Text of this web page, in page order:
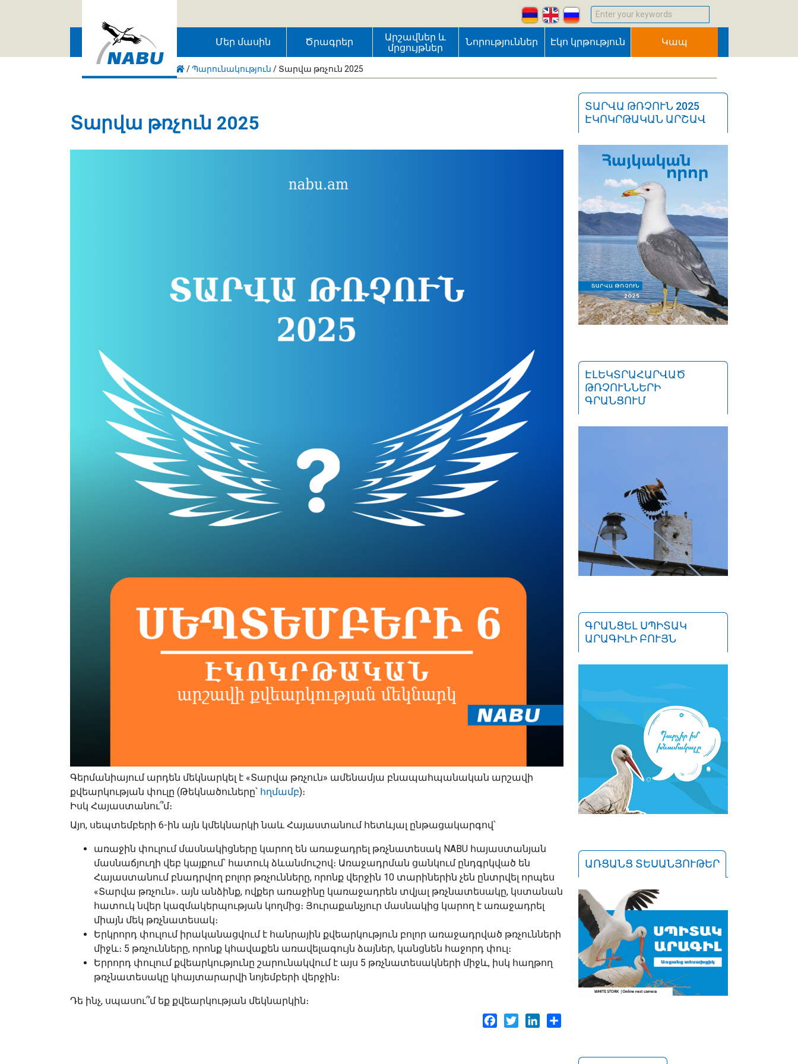
Enter your keywords
Մեր մասին Ծրագրեր
Արշավներ և
մրցույթներ
Նորություններ Էկո կրթություն Կապ
/Պարունակություն / Տարվա թռչուն 2025
Տարվա թռչուն 2025
Գերմանիայում արդեն մեկնարկել է «Տարվա թռչուն» ամենամյա բնապահպանական արշավի
քվեարկության փուլը (Թեկնածուները՝ հղմամբ)։
Իսկ Հայաստանու՞մ։
Այո, սեպտեմբերի 6-ին այն կմեկնարկի նաև Հայաստանում հետևյալ ընթացակարգով՝
առաջին փուլում մասնակիցները կարող են առաջադրել թռչնատեսակ NABU հայաստանյան
մասնաճյուղի վեբ կայքում՝ հատուկ ձևանմուշով։ Առաջադրման ցանկում ընդգրկված են
Հայաստանում բնադրվող բոլոր թռչունները, որոնք վերջին 10 տարիներին չեն ընտրվել որպես
«Տարվա թռչուն»․ այն անձինք, ովքեր առաջինը կառաջադրեն տվյալ թռչնատեսակը, կստանան
հատուկ նվեր կազմակերպության կողմից։ Յուրաքանչյուր մասնակից կարող է առաջադրել
միայն մեկ թռչնատեսակ։
Երկրորդ փուլում իրականացվում է հանրային քվեարկություն բոլոր առաջադրված թռչունների
միջև։ 5 թռչունները, որոնք կհավաքեն առավելագույն ձայներ, կանցնեն հաջորդ փուլ։
Երրորդ փուլում քվեարկությունը շարունակվում է այս 5 թռչնատեսակների միջև, իսկ հաղթող
թռչնատեսակը կհայտարարվի նոյեմբերի վերջին։
Դե ինչ, սպասու՞մ եք քվեարկության մեկնարկին։
Facebook
Twitter LinkedIn
ՏԱՐՎԱ ԹՌՉՈՒՆ 2025
ԷԿՈԿՐԹԱԿԱՆ ԱՐՇԱՎ
ԷԼԵԿՏՐԱՀԱՐՎԱԾ
ԹՌՉՈՒՆՆԵՐԻ
ԳՐԱՆՑՈՒՄ
ԳՐԱՆՑԵԼ ՍՊԻՏԱԿ
ԱՐԱԳԻԼԻ ԲՈՒՅՆ
ԱՌՑԱՆՑ ՏԵՍԱՆՅՈՒԹԵՐ